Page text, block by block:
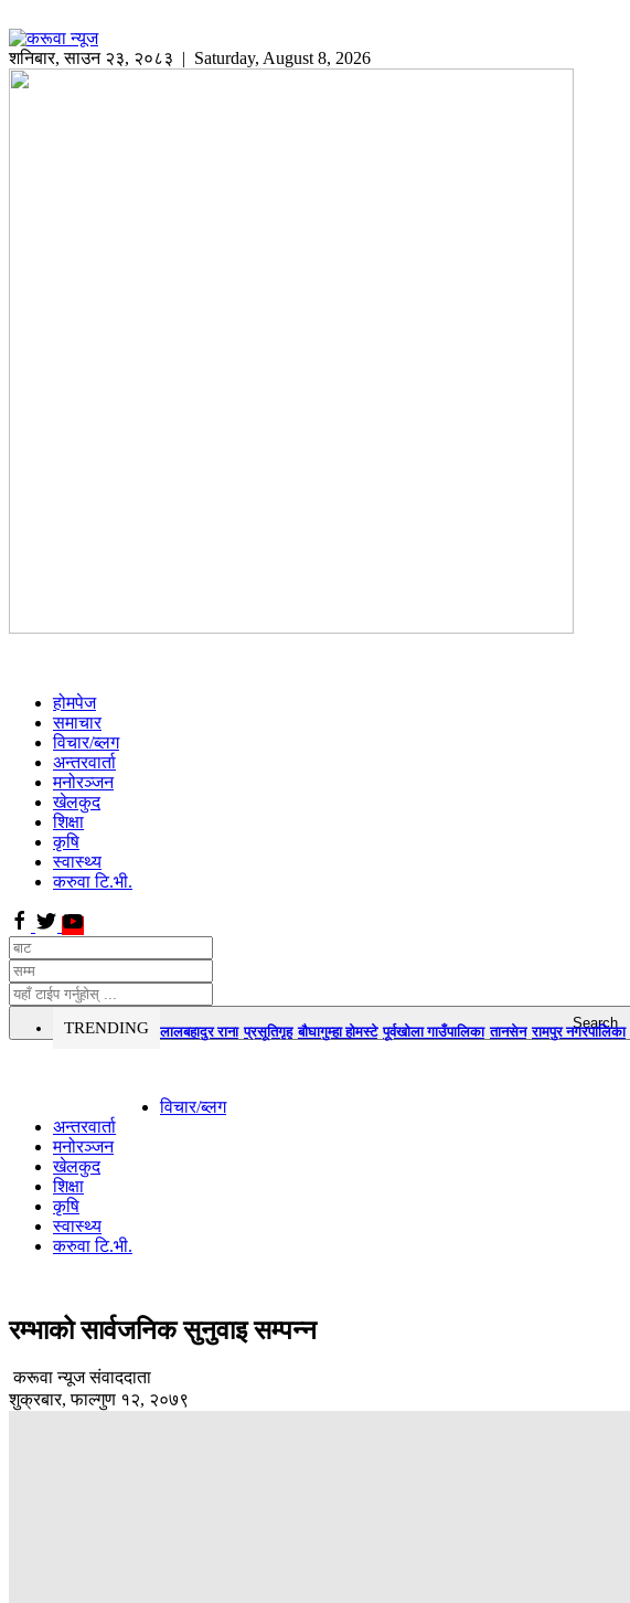
शनिबार,साउन २३, २०८३ | Saturday, August 8, 2026
होमपेज
समाचार
विचार/ब्लग
अन्तरवार्ता
मनोरञ्जन
खेलकुद
शिक्षा
कृषि
स्वास्थ्य
करुवा टि.भी.
TRENDING लालबहादुर राना प्रसूतिगृह बौघागुम्हा होमस्टे पूर्वखोला गाउँपालिका तानसेन रामपुर नगरपालिका
विचार/ब्लग
अन्तरवार्ता
मनोरञ्जन
खेलकुद
शिक्षा
कृषि
स्वास्थ्य
करुवा टि.भी.
रम्भाको सार्वजनिक सुनुवाइ सम्पन्न
करूवा न्यूज संवाददाता
शुक्रबार, फाल्गुण १२, २०७९